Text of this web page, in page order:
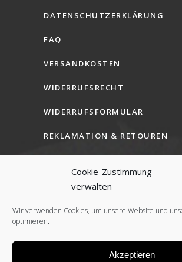
Cookie-Zustimmung
verwalten
Wir verwenden Cookies, um unsere Website und
optimieren.
Akzeptieren
DATENSCHUTZERKLÄRUNG
FAQ
VERSANDKOSTEN
WIDERRUFSRECHT
WIDERRUFSFORMULAR
REKLAMATION & RETOUREN
AGB (B2B)
COOKIE-RICHTLINIE (EU)